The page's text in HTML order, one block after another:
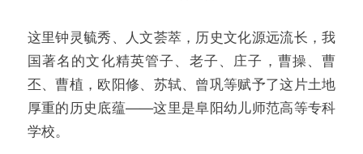
这里钟灵毓秀、人文荟萃，历史文化源远流长，我
国著名的文化精英管子、老子、庄子，曹操、曹
丕、曹植，欧阳修、苏轼、曾巩等赋予了这片土地
厚重的历史底蕴——这里是阜阳幼儿师范高等专科
学校。